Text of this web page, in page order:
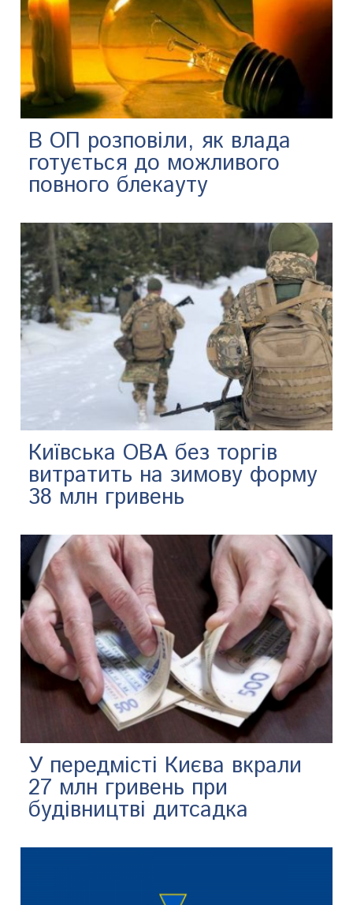
В ОП розповіли, як влада
готується до можливого
повного блекауту
Київська ОВА без торгів
витратить на зимову форму
38 млн гривень
У передмісті Києва вкрали
27 млн гривень при
будівництві дитсадка